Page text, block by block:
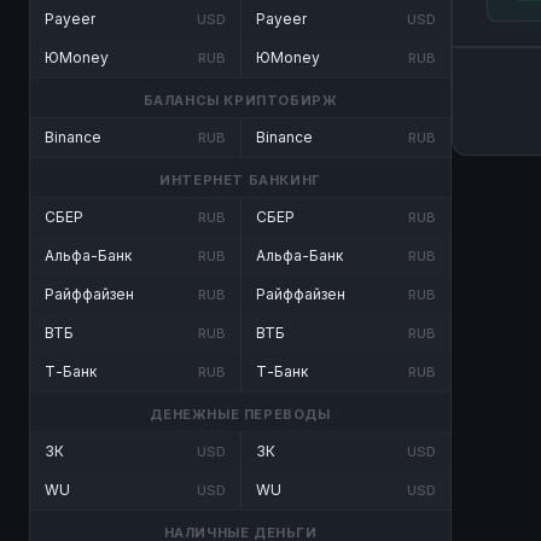
Payeer USD
ЮMoney RUB
Payeer USD
ЮMoney RUB
БАЛАНСЫ КРИПТОБИРЖ
Binance RUB Binance RUB
ИНТЕРНЕТ БАНКИНГ
СБЕР RUB
Альфа-Банк RUB
Райффайзен RUB
ВТБ RUB
Т-Банк RUB
СБЕР RUB
Альфа-Банк RUB
Райффайзен RUB
ВТБ RUB
Т-Банк RUB
ДЕНЕЖНЫЕ ПЕРЕВОДЫ
ЗК USD
WU USD
ЗК USD
WU USD
НАЛИЧНЫЕ ДЕНЬГИ